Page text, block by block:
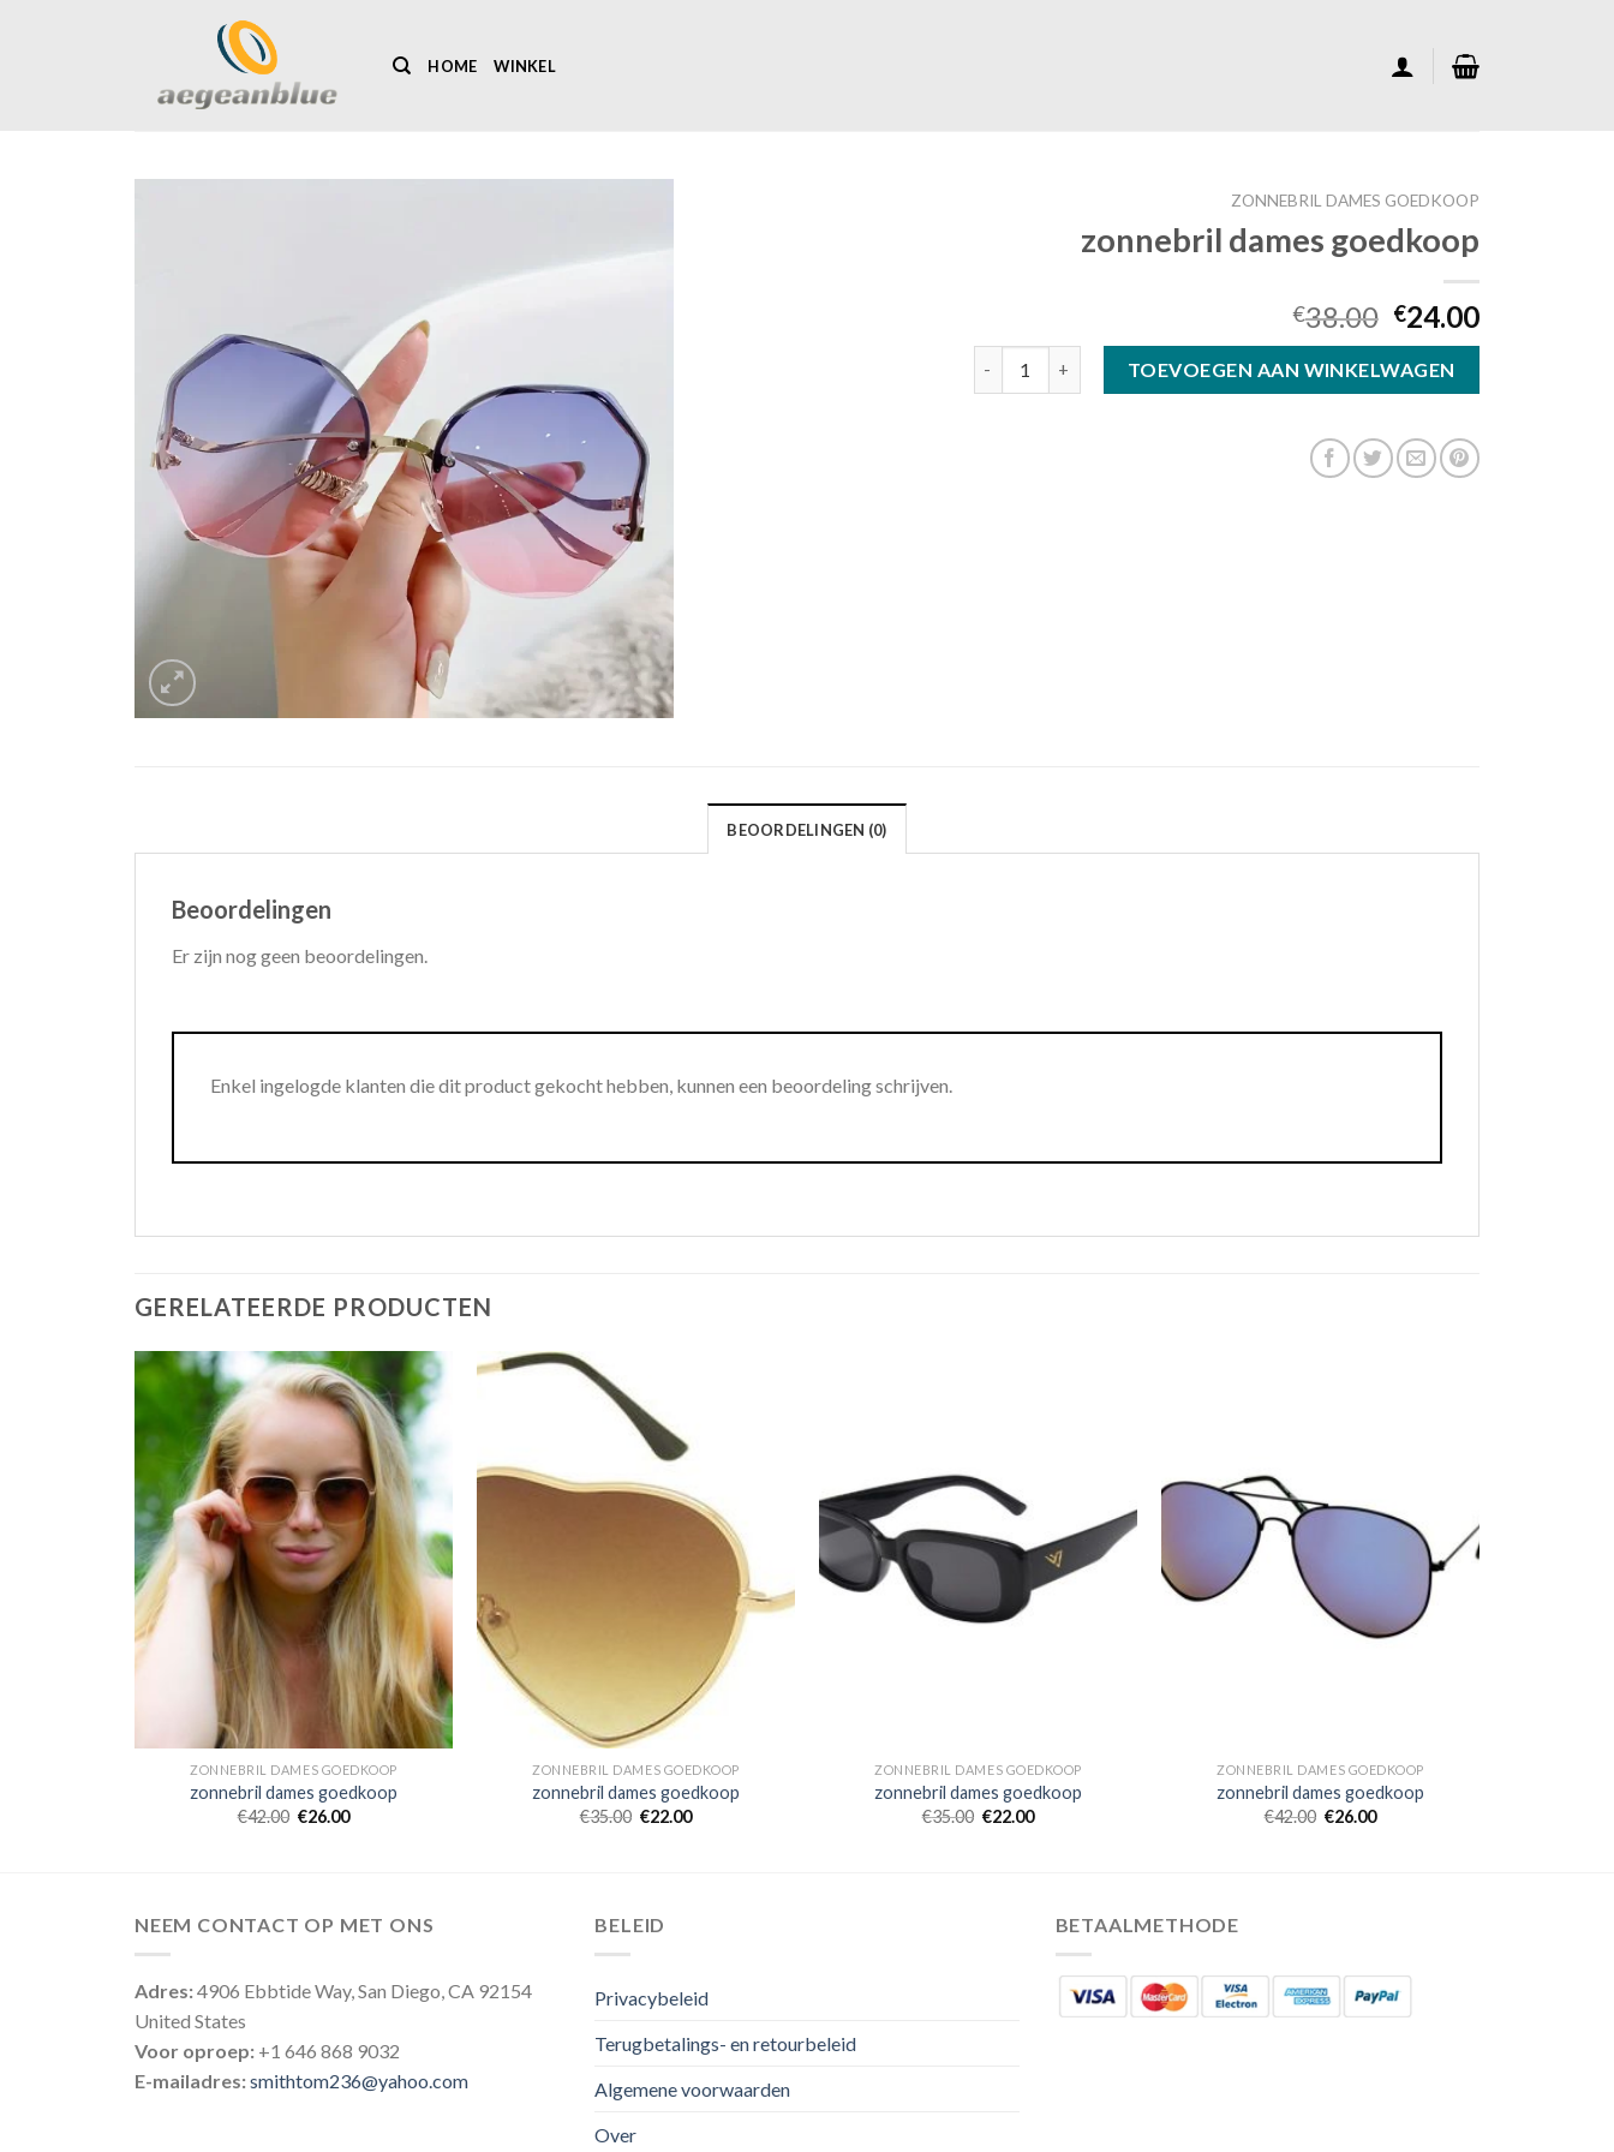
HOME WINKEL
ZONNEBRIL DAMES GOEDKOOP
zonnebril dames goedkoop
€38.00 €24.00
TOEVOEGEN AAN WINKELWAGEN
BEOORDELINGEN (0)
Beoordelingen
Er zijn nog geen beoordelingen.
Enkel ingelogde klanten die dit product gekocht hebben, kunnen een beoordeling schrijven.
GERELATEERDE PRODUCTEN
ZONNEBRIL DAMES GOEDKOOP
zonnebril dames goedkoop
€42.00 €26.00
ZONNEBRIL DAMES GOEDKOOP
zonnebril dames goedkoop
€35.00 €22.00
ZONNEBRIL DAMES GOEDKOOP
zonnebril dames goedkoop
€35.00 €22.00
ZONNEBRIL DAMES GOEDKOOP
zonnebril dames goedkoop
€42.00 €26.00
NEEM CONTACT OP MET ONS
Adres:4906 Ebbtide Way, San Diego, CA 92154
United States
Voor oproep: +1 646 868 9032
E-mailadres:smithtom236@yahoo.com
BELEID
Privacybeleid
Terugbetalings- en retourbeleid
Algemene voorwaarden
Over
BETAALMETHODE